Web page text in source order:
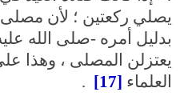
يصلي ركعتين ؛ لأن
بدليل أمره -صلى الله
يعتزلن المصلى ، وهذا
العلماء [17]
.